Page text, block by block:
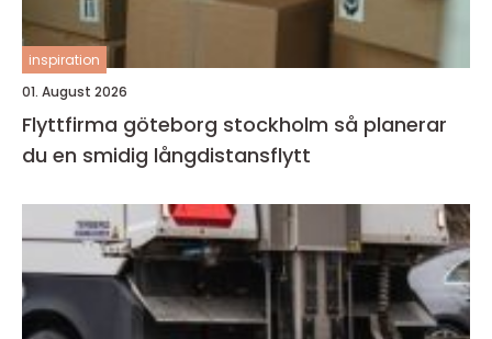
inspiration
01. August 2026
Flyttfirma göteborg stockholm så planerar
du en smidig långdistansflytt